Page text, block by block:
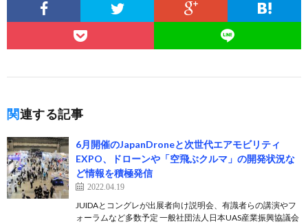
関連する記事
6月開催のJapanDroneと次世代エアモビリティ
EXPO、ドローンや「空飛ぶクルマ」の開発状況な
ど情報を積極発信
2022.04.19
JUIDAとコングレが出展者向け説明会、有識者らの講演やフ
ォーラムなど多数予定 一般社団法人日本UAS産業振興協議会